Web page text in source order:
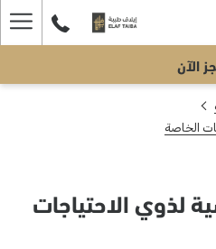
الآن
الخاصة
لذوي الاحتياجات